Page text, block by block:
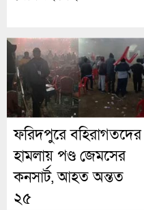
ফরিদপুরে বহিরাগতদের
হামলায় পণ্ড জেমসের
কনসার্ট, আহত অন্তত
২৫